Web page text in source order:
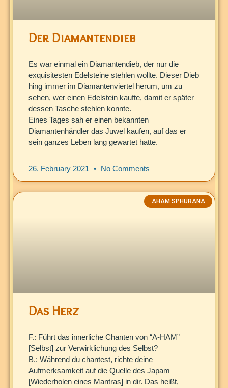
Der Diamantendieb
Es war einmal ein Diamantendieb, der nur die
exquisitesten Edelsteine ​​stehlen wollte. Dieser Dieb
hing immer im Diamantenviertel herum, um zu
sehen, wer einen Edelstein kaufte, damit er später
dessen Tasche stehlen konnte.
Eines Tages sah er einen bekannten
Diamantenhändler das Juwel kaufen, auf das er
sein ganzes Leben lang gewartet hatte.
26. February 2021 No Comments
AHAM SPHURANA
Das Herz
F.: Führt das innerliche Chanten von “A-HAM”
[Selbst] zur Verwirklichung des Selbst?
B.: Während du chantest, richte deine
Aufmerksamkeit auf die Quelle des Japam
[Wiederholen eines Mantras] in dir. Das heißt,